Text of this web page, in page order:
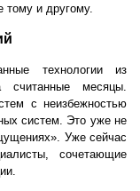
тому и другому.
технологии из
считанные месяцы.
с неизбежностью
систем. Это уже не
Уже сейчас
сочетающие